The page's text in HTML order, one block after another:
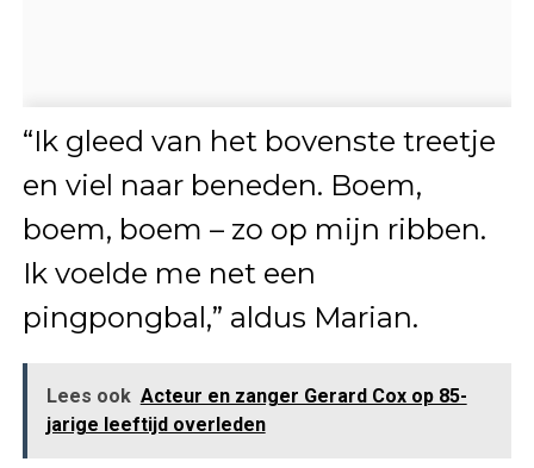
“Ik gleed van het bovenste treetje
en viel naar beneden. Boem,
boem, boem – zo op mijn ribben.
Ik voelde me net een
pingpongbal,” aldus Marian.
Lees ook Acteur en zanger Gerard Cox op 85-
jarige leeftijd overleden